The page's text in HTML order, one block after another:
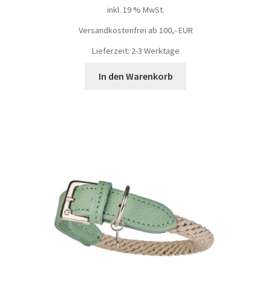
inkl. 19 % MwSt.
Versandkostenfrei ab 100,- EUR
Lieferzeit: 2-3 Werktage
In den Warenkorb